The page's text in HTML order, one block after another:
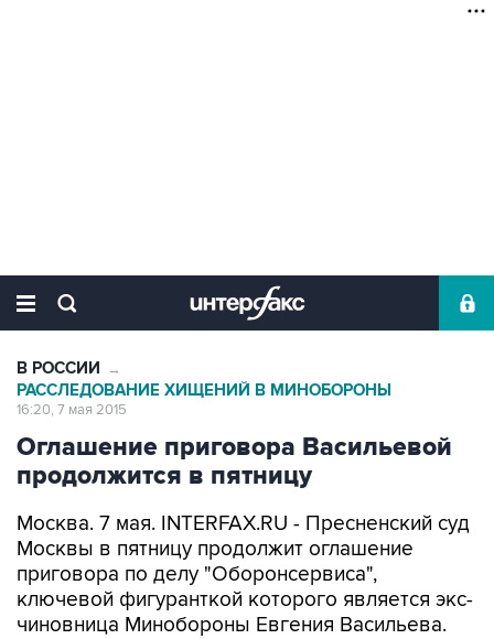
В РОССИИ →
РАССЛЕДОВАНИЕ ХИЩЕНИЙ В МИНОБОРОНЫ
16:20, 7 мая 2015
Оглашение приговора Васильевой
продолжится в пятницу
Москва. 7 мая. INTERFAX.RU - Пресненский суд
Москвы в пятницу продолжит оглашение
приговора по делу "Оборонсервиса",
ключевой фигуранткой которого является экс-
чиновница Минобороны Евгения Васильева.